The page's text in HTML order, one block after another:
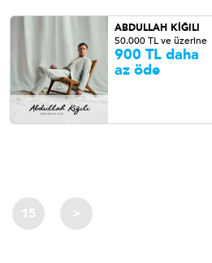
ABDULLAH KİĞILI
50.000 TL ve üzerine
900 TL daha
az öde
15 >